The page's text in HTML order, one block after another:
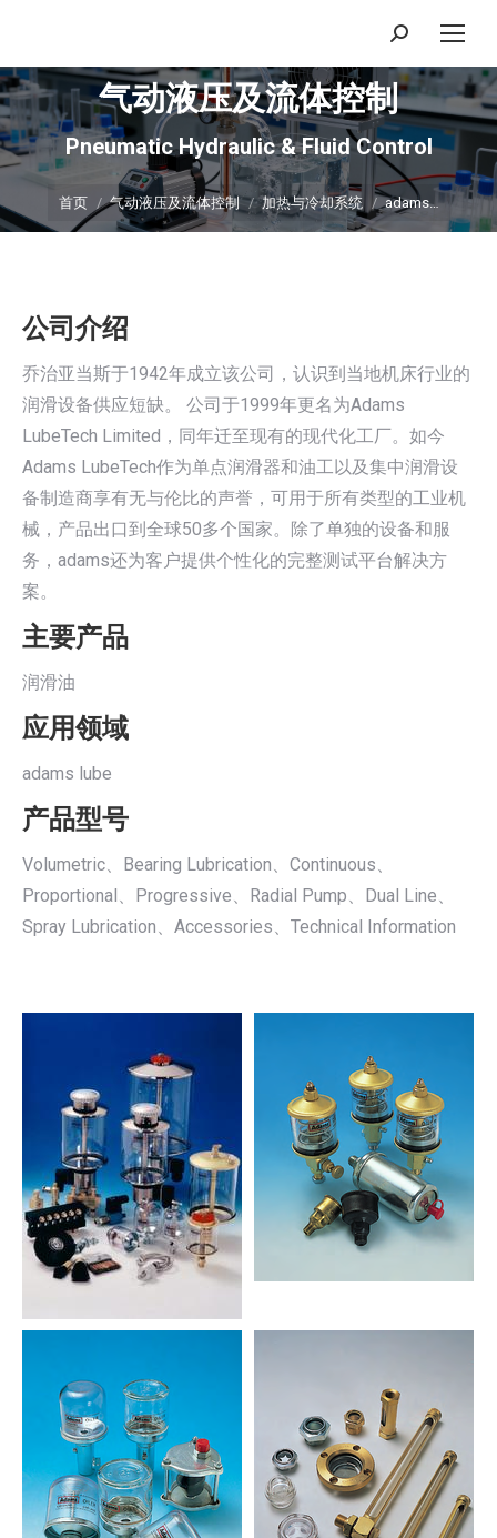
搜
索：
气动液压及流体控制
Pneumatic Hydraulic & Fluid Control
你在这里：
首页 气动液压及流体控制 加热与冷却系统 adams…
公司介绍
乔治亚当斯于1942年成立该公司，认识到当地机床行业的
润滑设备供应短缺。 公司于1999年更名为Adams
LubeTech Limited，同年迁至现有的现代化工厂。如今
Adams LubeTech作为单点润滑器和油工以及集中润滑设
备制造商享有无与伦比的声誉，可用于所有类型的工业机
械，产品出口到全球50多个国家。除了单独的设备和服
务，adams还为客户提供个性化的完整测试平台解决方
案。
主要产品
润滑油
应用领域
adams lube
产品型号
Volumetric、Bearing Lubrication、Continuous、
Proportional、Progressive、Radial Pump、Dual Line、
Spray Lubrication、Accessories、Technical Information